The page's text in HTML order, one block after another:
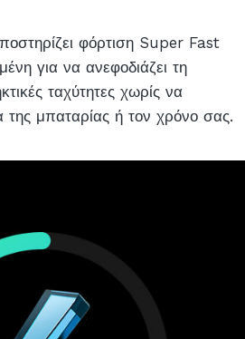
φόρτιση Super Fast
για να ανεφοδιάζει τη
ταχύτητες χωρίς να
της μπαταρίας ή τον χρόνο σας.